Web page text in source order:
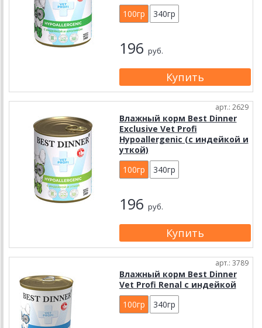
100гр
340гр
196 руб.
арт.: 2629
Влажный корм Best Dinner
Exclusive Vet Profi
Hypoallergenic (с индейкой и
уткой)
100гр
340гр
196 руб.
арт.: 3789
Влажный корм Best Dinner
Vet Profi Renal с индейкой
100гр
340гр